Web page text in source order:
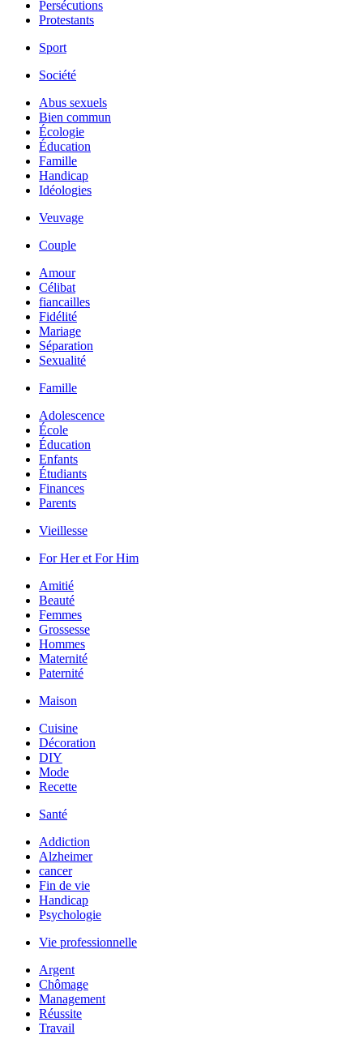
Persécutions
Protestants
Sport
Société
Abus sexuels
Bien commun
Écologie
Éducation
Famille
Handicap
Idéologies
Veuvage
Couple
Amour
Célibat
fiancailles
Fidélité
Mariage
Séparation
Sexualité
Famille
Adolescence
École
Éducation
Enfants
Étudiants
Finances
Parents
Vieillesse
For Her et For Him
Amitié
Beauté
Femmes
Grossesse
Hommes
Maternité
Paternité
Maison
Cuisine
Décoration
DIY
Mode
Recette
Santé
Addiction
Alzheimer
cancer
Fin de vie
Handicap
Psychologie
Vie professionnelle
Argent
Chômage
Management
Réussite
Travail